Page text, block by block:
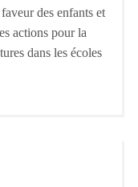
des enfants et
actions pour la
dans les écoles